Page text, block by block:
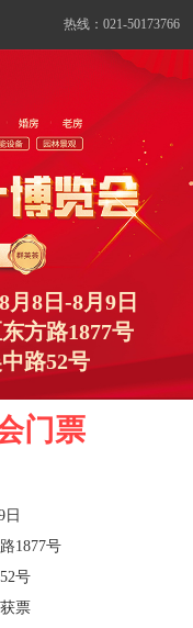
热线：021-50173766
8日-8月9日
方路1877号
路52号
门票
日
1877号
号
票